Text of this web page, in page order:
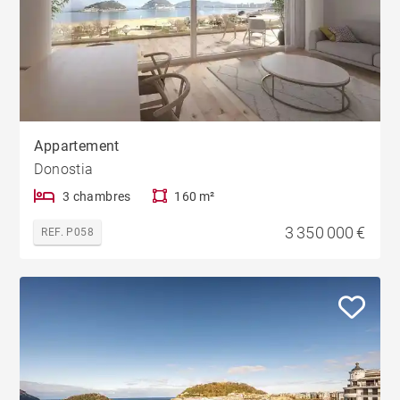
Appartement
Donostia
3 chambres 160 m²
REF. P058 3 350 000 €